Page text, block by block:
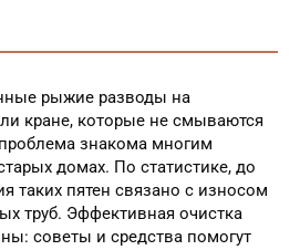
рыжие разводы на
кране, которые не смываются
знакома многим
домах. По статистике, до
таких пятен связано с износом
труб. Эффективная очистка
советы и средства помогут